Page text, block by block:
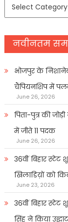
नवीनतम
भोजपुर के
चैंपियनशिप में
June 26, 2026
पिता-पुत्र की
में जीते 11 पदक
June 26, 2026
36वीं बिहार
खिलाडिय़ों को
June 23, 2026
36वीं बिहार स्टेट
सिंह ने किया